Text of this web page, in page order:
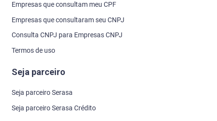
Empresas que consultam meu CPF
Empresas que consultaram seu CNPJ
Consulta CNPJ para Empresas CNPJ
Termos de uso
Seja parceiro
Seja parceiro Serasa
Seja parceiro Serasa Crédito